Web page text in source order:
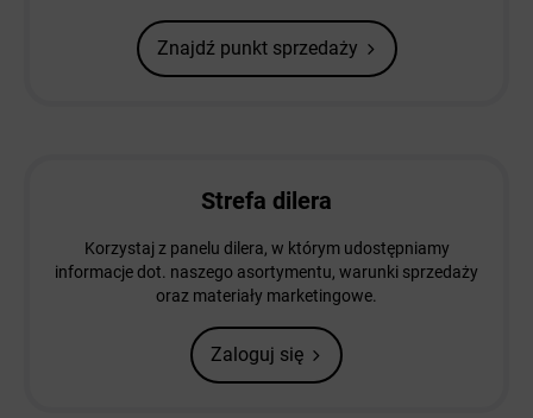
Znajdź punkt sprzedaży
Strefa dilera
Korzystaj z panelu dilera, w którym udostępniamy
informacje dot. naszego asortymentu, warunki sprzedaży
oraz materiały marketingowe.
Zaloguj się